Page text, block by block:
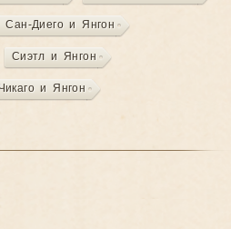
Сан-Диего и Янгон
Сиэтл и Янгон
Чикаго и Янгон